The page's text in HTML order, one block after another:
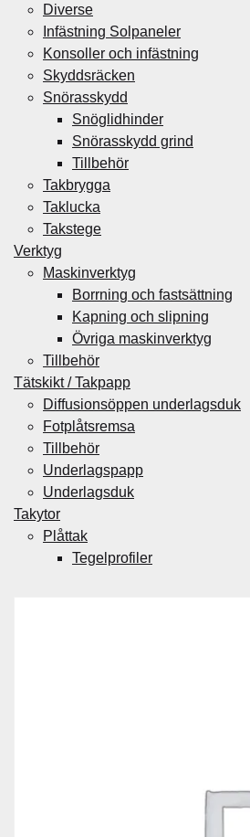
Diverse
Infästning Solpaneler
Konsoller och infästning
Skyddsräcken
Snörasskydd
Snöglidhinder
Snörasskydd grind
Tillbehör
Takbrygga
Taklucka
Takstege
Verktyg
Maskinverktyg
Borrning och fastsättning
Kapning och slipning
Övriga maskinverktyg
Tillbehör
Tätskikt / Takpapp
Diffusionsöppen underlagsduk
Fotplåtsremsa
Tillbehör
Underlagspapp
Underlagsduk
Takytor
Plåttak
Tegelprofiler